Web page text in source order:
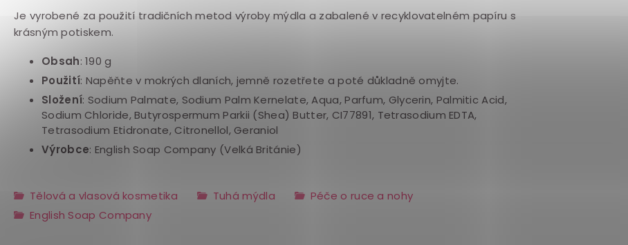
Je vyrobené za použití tradičních metod výroby mýdla a zabalené v recyklovatelném papíru s
krásným potiskem.
Obsah: 190 g
Použití: Napěňte v mokrých dlaních, jemně rozetřete a poté důkladně omyjte.
Složení: Sodium Palmate, Sodium Palm Kernelate, Aqua, Parfum, Glycerin, Palmitic Acid,
Sodium Chloride, Butyrospermum Parkii (Shea) Butter, CI77891, Tetrasodium EDTA,
Tetrasodium Etidronate, Citronellol, Geraniol
Výrobce: English Soap Company (Velká Británie)
Tělová a vlasová kosmetika Tuhá mýdla
Péče o ruce a nohy
English Soap Company